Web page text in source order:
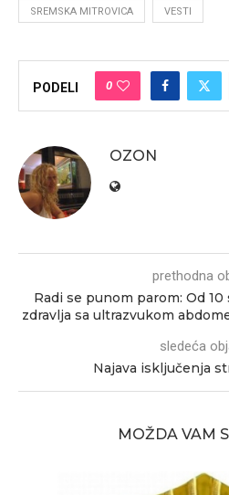
SREMSKA MITROVICA VESTI
PODELI 0
OZON
prethodna
Radi se punom parom: Od
zdravlja sa ultrazvukom
sledeća
Najava isključenja
MOŽDA VAM